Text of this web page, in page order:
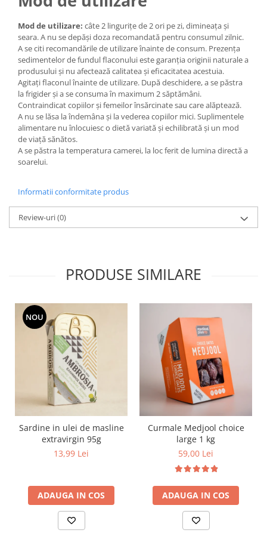
Mod de utilizare: câte 2 lingurițe de 2 ori pe zi, dimineața și
seara. A nu se depăși doza recomandată pentru consumul zilnic.
A se citi recomandările de utilizare înainte de consum. Prezența
sedimentelor de fundul flaconului este garanția originii naturale a
produsului și nu afectează calitatea și eficacitatea acestuia.
Agitați flaconul înainte de utilizare. După deschidere, a se păstra
la frigider și a se consuma în maximum 2 săptămâni.
Contraindicat copiilor și femeilor însărcinate sau care alăptează.
A nu se lăsa la îndemâna și la vederea copiilor mici. Suplimentele
alimentare nu înlocuiesc o dietă variată și echilibrată și un mod
de viață sănătos.
A se păstra la temperatura camerei, la loc ferit de lumina directă a
soarelui.
Informatii conformitate produs
Review-uri(0)
PRODUSE SIMILARE
NOU
Sardine in ulei de masline
extravirgin 95g
13,99 Lei
ADAUGA IN COS
Curmale Medjool choice
large 1 kg
59,00 Lei
ADAUGA IN COS